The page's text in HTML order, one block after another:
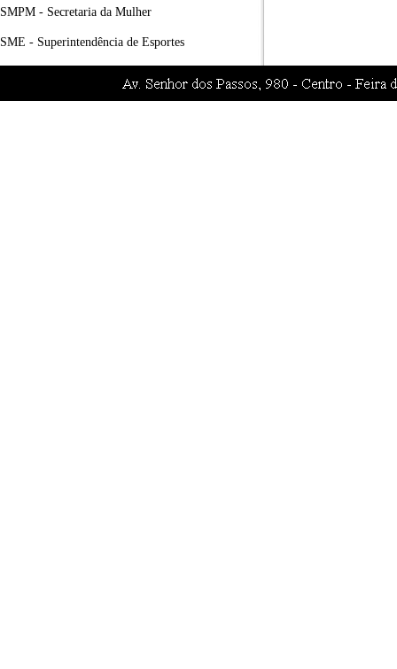
SMPM - Secretaria da Mulher
SME - Superintendência de Esportes